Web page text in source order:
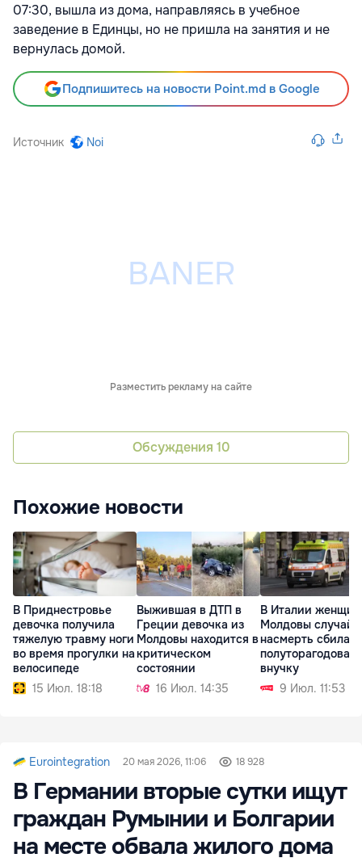
07:30, вышла из дома, направляясь в учебное
заведение в Единцы, но не пришла на занятия и не
вернулась домой.
Подпишитесь на новости Point.md в Google
Источник Noi
Разместить рекламу на сайте
Обсуждения 10
Похожие новости
В Приднестровье
девочка получила
тяжелую травму ноги
во время прогулки на
велосипеде
15 Июл. 18:18
Выжившая в ДТП в
Греции девочка из
Молдовы находится в
критическом
состоянии
16 Июл. 14:35
В Италии
Молдовы
насмерть сбила
внучку
9 Июл. 11:53
Eurointegration 20 мая 2026, 11:06 18 928
В Германии вторые сутки ищут
граждан Румынии и Болгарии
на месте обвала жилого дома